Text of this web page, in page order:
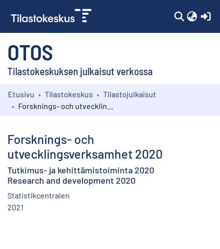
OTOS
Tilastokeskuksen julkaisut verkossa
Kokoelmat
Etusivu Tilastokeskus
Tilastojulkaisut
Forsknings- och
utvecklingsverksamhet 2020
Tutkimus- ja kehittämistoiminta 2020
Research and development 2020
Statistikcentralen
2021